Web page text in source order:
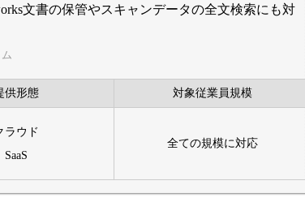
文書の保管やスキャンデータの全文検索にも対
供形態 対象従業員規模
ラウド
SaaS
全ての規模に対応